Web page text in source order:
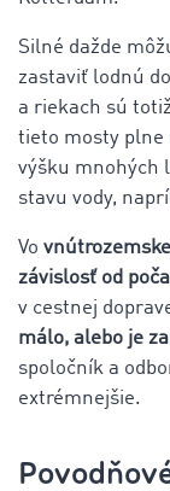
Silné dažde
zastaviť lodnú
a riekach sú
tieto mosty plne
výšku mnohých
stavu vody,
Vo
závislosť od
v cestnej
málo, alebo je
spoločník a
extrémnejšie.